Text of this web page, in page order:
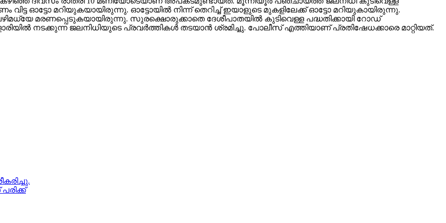
വിട്ട ഓട്ടോ മറിയുകയായിരുന്നു. ഓട്ടോയില്‍ നിന്ന് തെറിച്ച് ഇയാളുടെ മുകളിലേക്ക് ഓട്ടോ മറിയുകായിരുന്നു.
മരണപ്പെടുകയായിരുന്നു. സുരക്ഷൊരുക്കാതെ ദേശീപാതയില്‍ കുടിവെള്ള പദ്ധതിക്കായി റോഡ്
നടക്കുന്ന ജലനിധിയുടെ പ്രവര്‍ത്തികള്‍ തടയാന്‍ ശ്രമിച്ചു. പോലീസ് എത്തിയാണ് പ്രതിഷേധക്കാരെ മാറ്റിയത്.